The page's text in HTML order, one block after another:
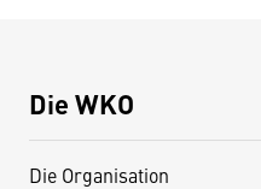
Die WKO
Die Organisation